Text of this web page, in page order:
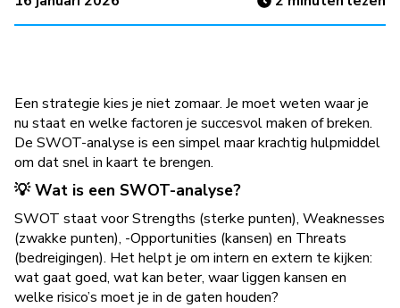
Een strategie kies je niet zomaar. Je moet weten waar je
nu staat en welke factoren je succesvol maken of breken.
De SWOT-analyse is een simpel maar krachtig hulpmiddel
om dat snel in kaart te brengen.
💡 Wat is een SWOT-analyse?
SWOT staat voor Strengths (sterke punten), Weaknesses
(zwakke punten), -Opportunities (kansen) en Threats
(bedreigingen). Het helpt je om intern en extern te kijken:
wat gaat goed, wat kan beter, waar liggen kansen en
welke risico’s moet je in de gaten houden?